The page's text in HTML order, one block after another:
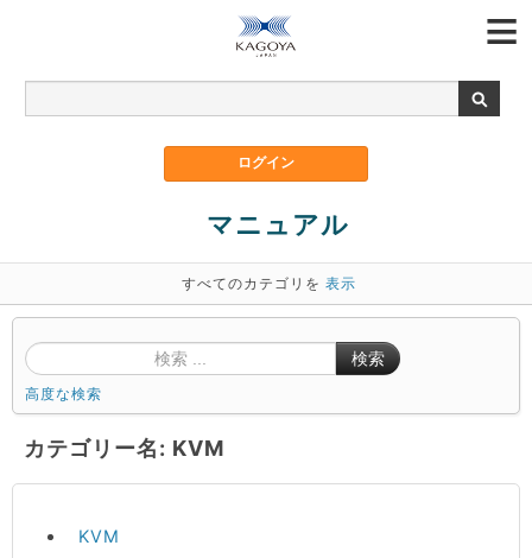
マニュアル
すべてのカテゴリを 表示
検索
高度な検索
カテゴリー名: KVM
KVM